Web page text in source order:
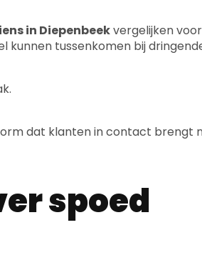
in Diepenbeekvergelijken
kunnen tussenkomen bij
dat klanten in contact brengt
spoed